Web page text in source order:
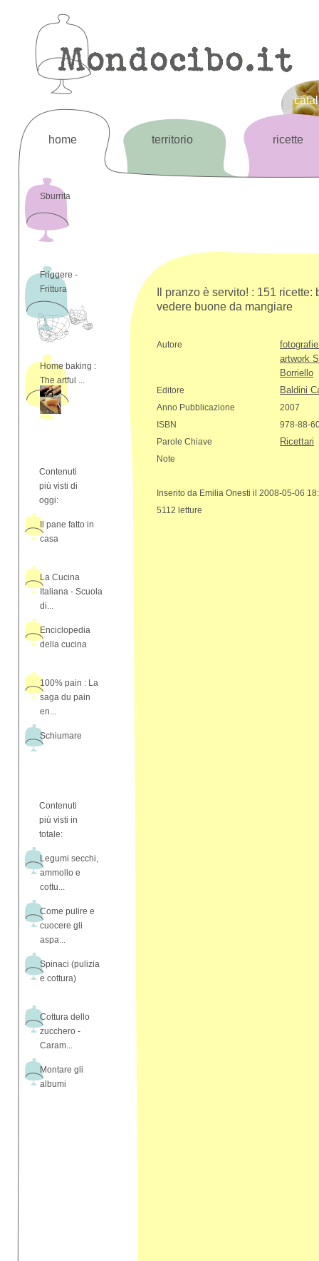
home territorio ricette
Sburrita
Friggere -
Frittura
Home baking :
The artful ...
Contenuti
più visti di
oggi:
Il pane fatto in
casa
La Cucina
Italiana - Scuola
di...
Enciclopedia
della cucina
100% pain : La
saga du pain
en...
Schiumare
Contenuti
più visti in
totale:
Legumi secchi,
ammollo e
cottu...
Come pulire e
cuocere gli
aspa...
Spinaci (pulizia
e cottura)
Cottura dello
zucchero -
Caram...
Montare gli
albumi
Il pranzo è servito! : 151 ricette:
vedere buone da mangiare
Autore
artwork
Borriello
Editore Baldini
Anno Pubblicazione
2007
ISBN
978-88-
Parole Chiave
Ricettari
Note
Inserito da Emilia Onesti il 2008-05-06
5112 letture